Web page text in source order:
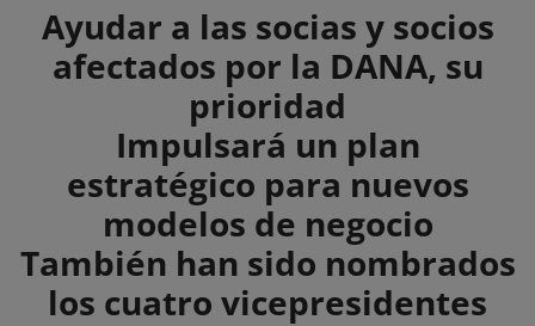
Summary
Ayudar a las socias y socios
afectados por la DANA, su
prioridad
Impulsará un plan
estratégico para nuevos
modelos de negocio
También han sido nombrados
los cuatro vicepresidentes